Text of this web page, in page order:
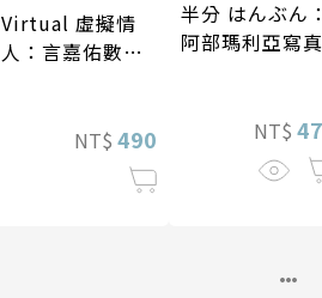
Virtual 虛擬情
人：言嘉佑數位
NT$ 490
半分 はんぶん
阿部瑪利亞寫真
NT$